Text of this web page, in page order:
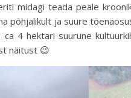
midagi teada peale
põhjalikult ja suure
4 hektari suurune
näitust 😉